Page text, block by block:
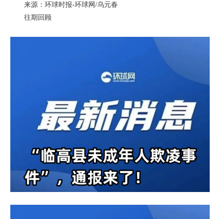
来源：环球时报-环球网/乌元春
往期回顾